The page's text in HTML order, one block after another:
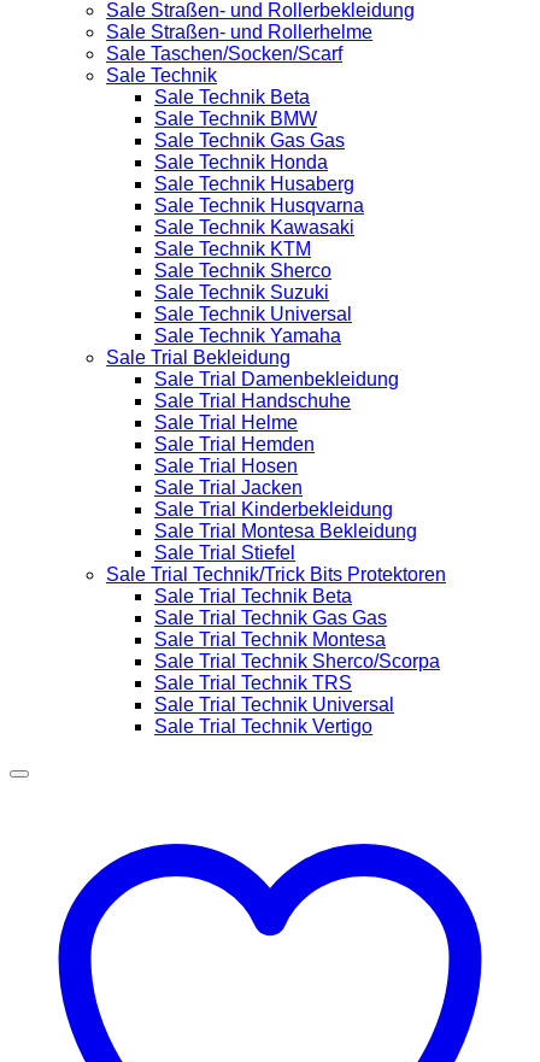
Sale Straßen- und Rollerbekleidung
Sale Straßen- und Rollerhelme
Sale Taschen/Socken/Scarf
Sale Technik
Sale Technik Beta
Sale Technik BMW
Sale Technik Gas Gas
Sale Technik Honda
Sale Technik Husaberg
Sale Technik Husqvarna
Sale Technik Kawasaki
Sale Technik KTM
Sale Technik Sherco
Sale Technik Suzuki
Sale Technik Universal
Sale Technik Yamaha
Sale Trial Bekleidung
Sale Trial Damenbekleidung
Sale Trial Handschuhe
Sale Trial Helme
Sale Trial Hemden
Sale Trial Hosen
Sale Trial Jacken
Sale Trial Kinderbekleidung
Sale Trial Montesa Bekleidung
Sale Trial Stiefel
Sale Trial Technik/Trick Bits Protektoren
Sale Trial Technik Beta
Sale Trial Technik Gas Gas
Sale Trial Technik Montesa
Sale Trial Technik Sherco/Scorpa
Sale Trial Technik TRS
Sale Trial Technik Universal
Sale Trial Technik Vertigo